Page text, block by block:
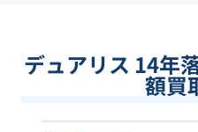
デュアリス 14年
額買